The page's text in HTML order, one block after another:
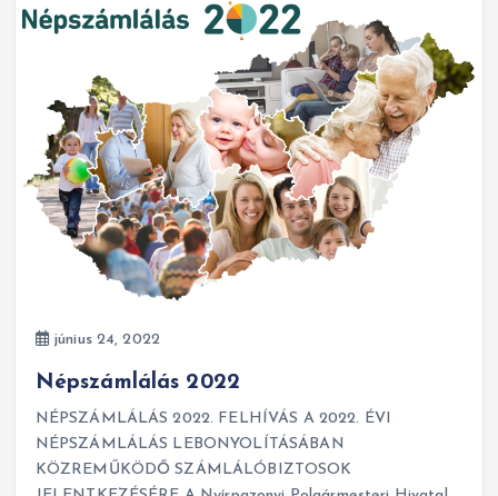
június 24, 2022
Népszámlálás 2022
NÉPSZÁMLÁLÁS 2022. FELHÍVÁS A 2022. ÉVI
NÉPSZÁMLÁLÁS LEBONYOLÍTÁSÁBAN
KÖZREMŰKÖDŐ SZÁMLÁLÓBIZTOSOK